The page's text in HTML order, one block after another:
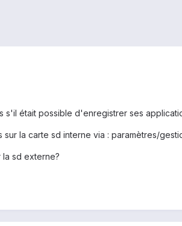
s'il était possible d'enregistrer ses
la carte sd interne via : paramètres/
sd externe?